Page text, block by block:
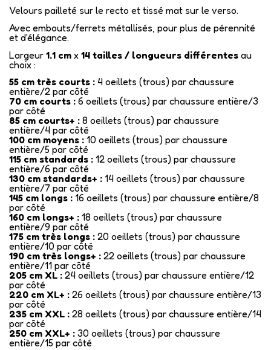
Velours pailleté sur le recto et tissé mat sur le verso.
Avec embouts/ferrets métallisés, pour plus de pérennité
et d'élégance.
Largeur 1.1 cm x 14 tailles / longueurs différentes au
choix :
55 cm très courts : 4 oeillets (trous) par chaussure
entière/2 par côté
70 cm courts : 6 oeillets (trous) par chaussure entière/3
par côté
85 cm courts+ : 8 oeillets (trous) par chaussure
entière/4 par côté
100 cm moyens : 10 oeillets (trous) par chaussure
entière/5 par côté
115 cm standards : 12 oeillets (trous) par chaussure
entière/6 par côté
130 cm standards+ : 14 oeillets (trous) par chaussure
entière/7 par côté
145 cm longs : 16 oeillets (trous) par chaussure entière/8
par côté
160 cm longs+ : 18 oeillets (trous) par chaussure
entière/9 par côté
175 cm très longs : 20 oeillets (trous) par chaussure
entière/10 par côté
190 cm très longs+ : 22 oeillets (trous) par chaussure
entière/11 par côté
205 cm XL : 24 oeillets (trous) par chaussure entière/12
par côté
220 cm XL+ : 26 oeillets (trous) par chaussure entière/13
par côté
235 cm XXL : 28 oeillets (trous) par chaussure entière/14
par côté
250 cm XXL+ : 30 oeillets (trous) par chaussure
entière/15 par côté